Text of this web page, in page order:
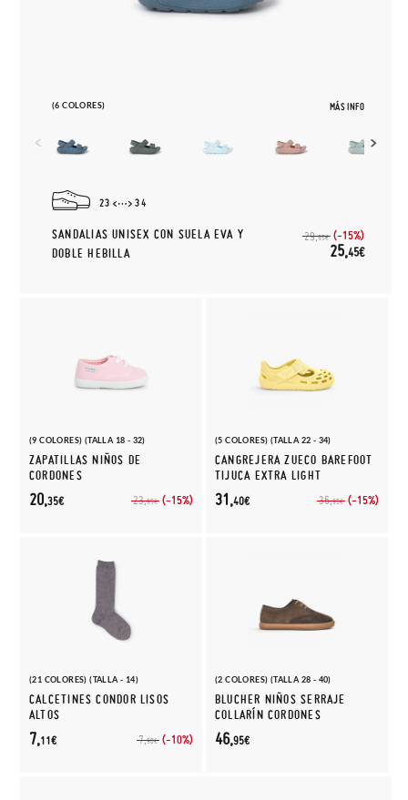
(6 COLORES) MÁS INFO
23 34
SANDALIAS UNISEX CON SUELA EVA Y
DOBLE HEBILLA
29,95€ (-15%)
25,45€
(9 COLORES) (TALLA 18 - 32)
ZAPATILLAS NIÑOS DE
CORDONES
23,95€ (-15%)
20,35€
(5 COLORES) (TALLA 22 - 34)
CANGREJERA ZUECO BAREFOOT
TIJUCA EXTRA LIGHT
36,95€ (-15%)
31,40€
(21 COLORES) (TALLA - 14)
CALCETINES CONDOR LISOS
ALTOS
7,90€ (-10%)
7,11€
(2 COLORES) (TALLA 28 - 40)
BLUCHER NIÑOS SERRAJE
COLLARÍN CORDONES
46,95€